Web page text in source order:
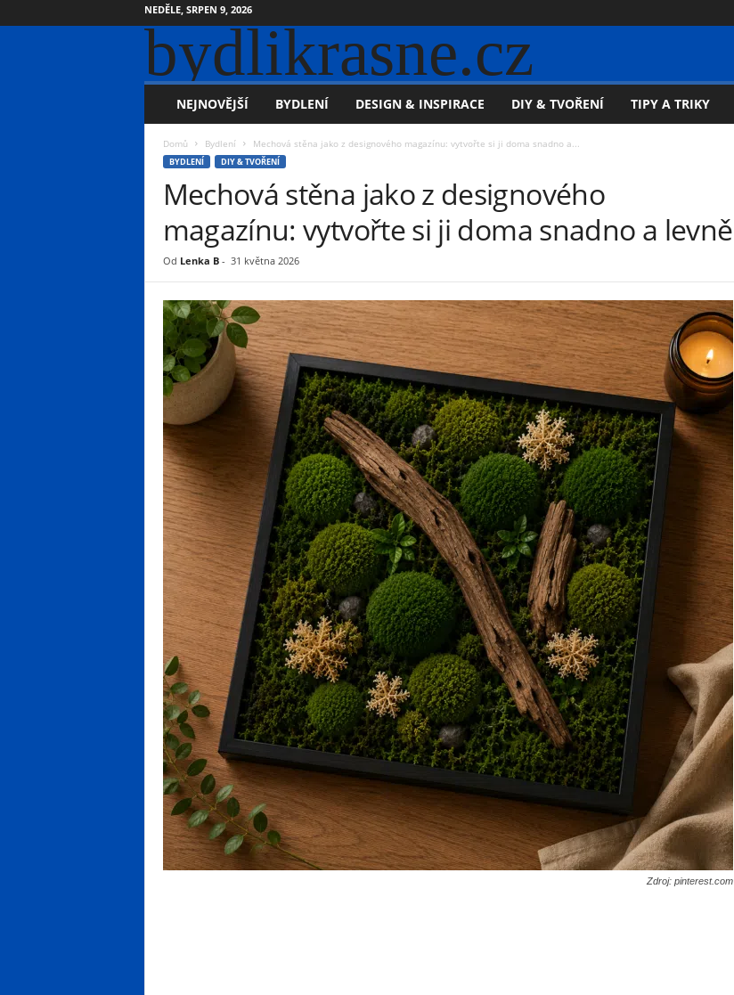
NEDĚLE, SRPEN 9, 2026
bydlikrasne.cz
NEJNOVĚJŠÍ BYDLENÍ DESIGN & INSPIRACE DIY & TVOŘENÍ TIPY A TRIKY
Domů Bydlení Mechová stěna jako z designového magazínu: vytvořte si ji doma snadno a...
BYDLENÍ DIY & TVOŘENÍ
Mechová stěna jako z designového
magazínu: vytvořte si ji doma snadno a levně
Od Lenka B- 31 května 2026
Zdroj: pinterest.com